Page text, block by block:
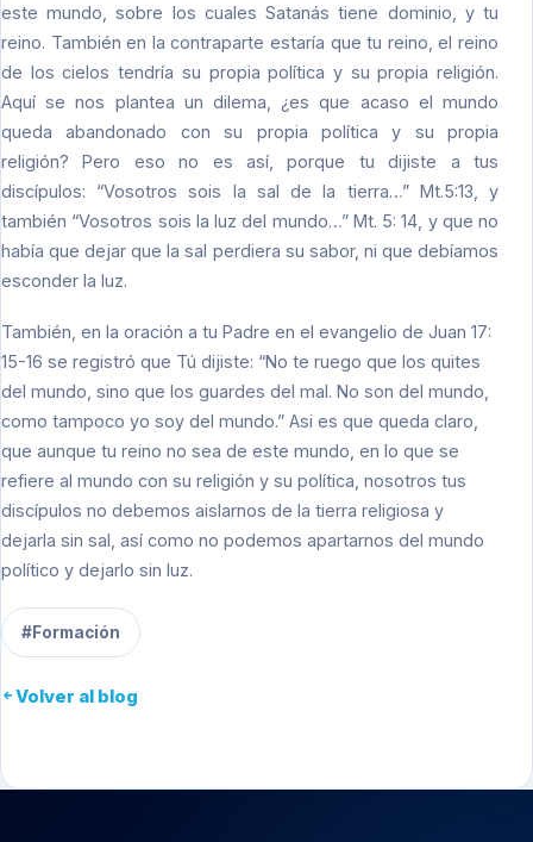
este mundo, sobre los cuales Satanás tiene dominio, y tu
reino. También en la contraparte estaría que tu reino, el reino
de los cielos tendría su propia política y su propia religión.
Aquí se nos plantea un dilema, ¿es que acaso el mundo
queda abandonado con su propia política y su propia
religión? Pero eso no es así, porque tu dijiste a tus
discípulos: “Vosotros sois la sal de la tierra…” Mt.5:13, y
también “Vosotros sois la luz del mundo…” Mt. 5: 14, y que no
había que dejar que la sal perdiera su sabor, ni que debíamos
esconder la luz.
También, en la oración a tu Padre en el evangelio de Juan 17:
15-16 se registró que Tú dijiste: “No te ruego que los quites
del mundo, sino que los guardes del mal. No son del mundo,
como tampoco yo soy del mundo.” Asi es que queda claro,
que aunque tu reino no sea de este mundo, en lo que se
refiere al mundo con su religión y su política, nosotros tus
discípulos no debemos aislarnos de la tierra religiosa y
dejarla sin sal, así como no podemos apartarnos del mundo
político y dejarlo sin luz.
#Formación
Volver al blog